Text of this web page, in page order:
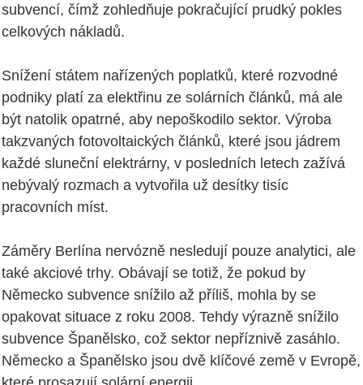
subvencí, čímž zohledňuje pokračující prudký pokles
celkových nákladů.
Snížení státem nařízených poplatků, které rozvodné
podniky platí za elektřinu ze solárních článků, má ale
být natolik opatrné, aby nepoškodilo sektor. Výroba
takzvaných fotovoltaických článků, které jsou jádrem
každé sluneční elektrárny, v posledních letech zažívá
nebývalý rozmach a vytvořila už desítky tisíc
pracovních míst.
Záměry Berlína nervózně nesledují pouze analytici, ale
také akciové trhy. Obávají se totiž, že pokud by
Německo subvence snížilo až příliš, mohla by se
opakovat situace z roku 2008. Tehdy výrazně snížilo
subvence Španělsko, což sektor nepříznivě zasáhlo.
Německo a Španělsko jsou dvě klíčové země v Evropě,